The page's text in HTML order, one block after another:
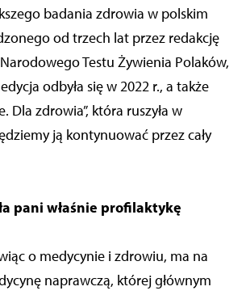
badania zdrowia w polskim
od trzech lat przez redakcję
Testu Żywienia Polaków,
odbyła się w 2022 r., a także
Dla zdrowia”, która ruszyła w
ją kontynuować przez cały
pani właśnie profilaktykę
o medycynie i zdrowiu, ma na
naprawczą, której głównym